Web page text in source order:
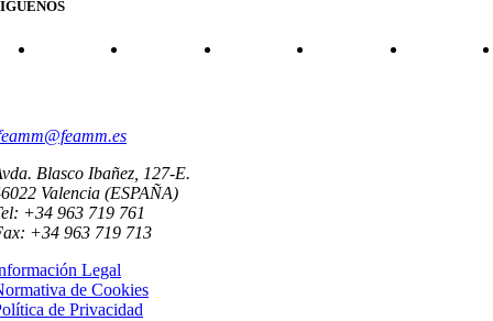
Blasco Ibañez, 127-E.
Valencia (ESPAÑA)
+34 963 719 761
+34 963 719 713
Legal
de Cookies
de Privacidad